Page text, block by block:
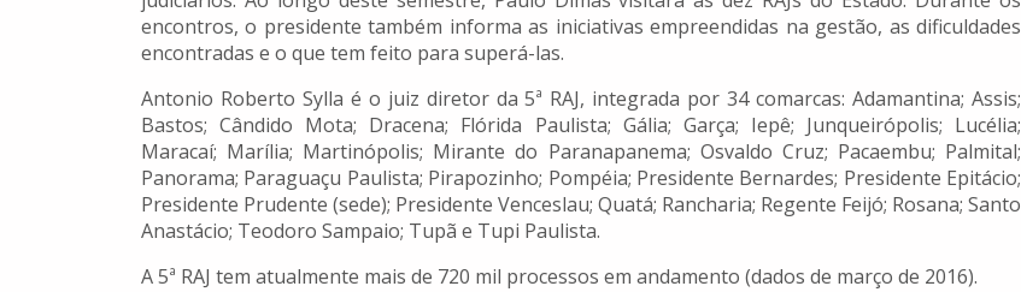
encontros, o presidente também informa as iniciativas empreendidas na gestão, as dificuldades
encontradas e o que tem feito para superá-las.
Antonio Roberto Sylla é o juiz diretor da 5ª RAJ, integrada por 34 comarcas: Adamantina; Assis;
Bastos; Cândido Mota; Dracena; Flórida Paulista; Gália; Garça; Iepê; Junqueirópolis; Lucélia;
Maracaí; Marília; Martinópolis; Mirante do Paranapanema; Osvaldo Cruz; Pacaembu; Palmital;
Panorama; Paraguaçu Paulista; Pirapozinho; Pompéia; Presidente Bernardes; Presidente Epitácio;
Presidente Prudente (sede); Presidente Venceslau; Quatá; Rancharia; Regente Feijó; Rosana; Santo
Anastácio; Teodoro Sampaio; Tupã e Tupi Paulista.
A 5ª RAJ tem atualmente mais de 720 mil processos em andamento (dados de março de 2016).